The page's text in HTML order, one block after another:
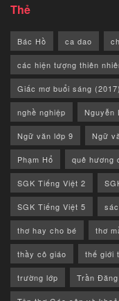
Thẻ
Bác Hồ ca dao
các hiện tượng thiên
Giấc mơ buổi sáng (2017)
nghề nghiệp Nguyễn
Ngữ văn lớp 9 Ngữ
Phạm Hổ quê hương
SGK Tiếng Việt 2
SGK Tiếng Việt 5
thơ hay cho bé thơ
thầy cô giáo thế giới
trường lớp Trần